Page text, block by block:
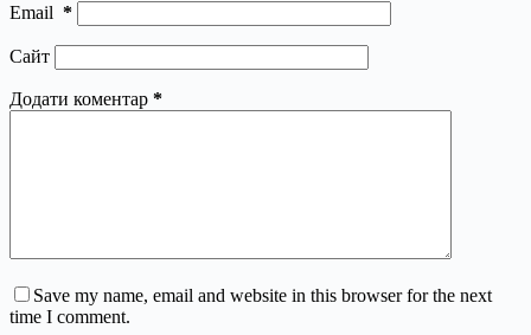
Email *
Сайт
Додати коментар *
Save my name, email and website in this browser for the next
time I comment.